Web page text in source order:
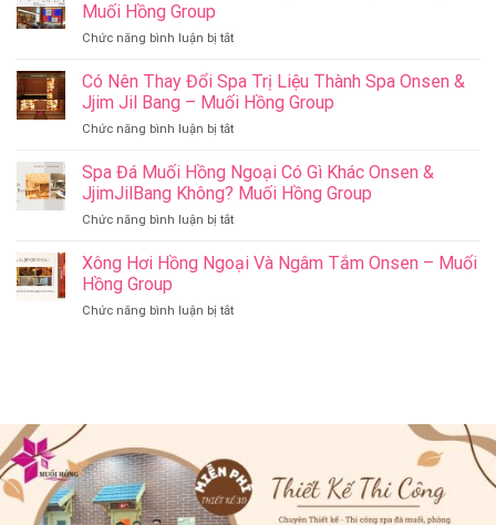
Ý
Cho
Sức
–
&
Jjim
Bang
Muối
Muối Hồng Group
Chức năng bình luận bị tắtở
Riverside
Onsen
&
Jjim
Bang
Đà
Muối
Group
Có Nên Thay Đổi Spa Trị Liệu Thành Spa Onsen &
Jjim Jil Bang – Muối Hồng Group
Chức năng bình luận bị tắtở
Nên
Thay
Đổi
Spa
Liệu
Onsen
Muối
Group
Spa Đá Muối Hồng Ngoại Có Gì Khác Onsen &
JjimJilBang Không? Muối Hồng Group
Chức năng bình luận bị tắtở
Đá
Muối
Ngoại
JjimJilBang
Muối
Hồng
Group
Xông Hơi Hồng Ngoại Và Ngâm Tắm Onsen – Muối
Hồng Group
Chức năng bình luận bị tắtở
Ngâm
Onsen
–
Muối
Hồng